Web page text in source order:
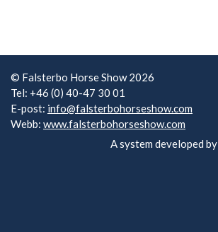
© Falsterbo Horse Show 2026
Tel: +46 (0) 40-47 30 01
E-post: info@falsterbohorseshow.com
Webb: www.falsterbohorseshow.com
A system developed by